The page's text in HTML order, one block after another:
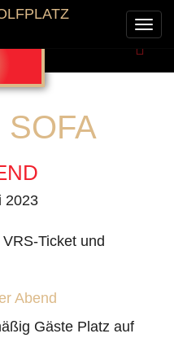
SOFA
2023
Ticket und
Abend
Gäste Platz auf